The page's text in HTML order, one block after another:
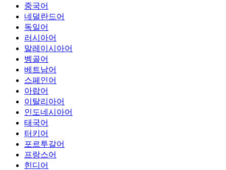
중국어
네덜란드어
독일어
러시아어
말레이시아어
벵골어
베트남어
스페인어
아랍어
이탈리아어
인도네시아어
태국어
터키어
포르투갈어
프랑스어
힌디어